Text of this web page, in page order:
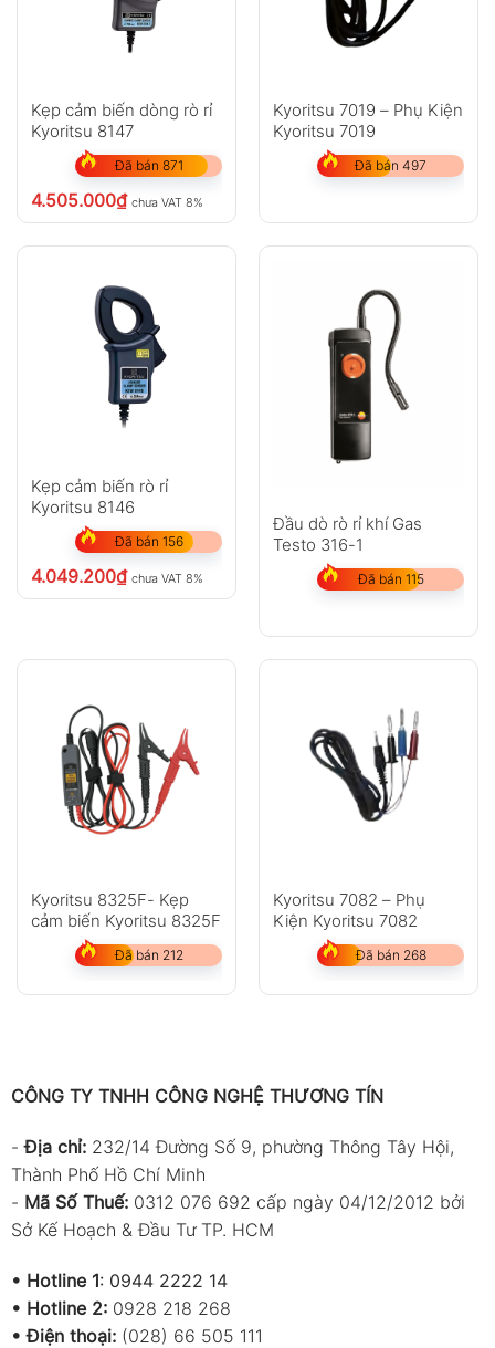
Kẹp cảm biến dòng rò rỉ
Kyoritsu 8147
Đã bán 871
4.505.000₫ chưa VAT 8%
Kyoritsu 7019 – Phụ Kiện
Kyoritsu 7019
Đã bán 497
Kẹp cảm biến rò rỉ
Kyoritsu 8146
Đã bán 156
4.049.200₫ chưa VAT 8%
Đầu dò rò rỉ khí Gas
Testo 316-1
Đã bán 115
Kyoritsu 8325F- Kẹp
cảm biến Kyoritsu 8325F
Đã bán 212
Kyoritsu 7082 – Phụ
Kiện Kyoritsu 7082
Đã bán 268
CÔNG TY TNHH CÔNG NGHỆ THƯƠNG TÍN
-Địa chỉ: 232/14 Đường Số 9, phường Thông Tây Hội,
Thành Phố Hồ Chí Minh
- Mã Số Thuế: 0312 076 692 cấp ngày 04/12/2012 bởi
Sở Kế Hoạch & Đầu Tư TP. HCM
• Hotline 1: 0944 2222 14
• Hotline 2: 0928 218 268
• Điện thoại: (028) 66 505 111